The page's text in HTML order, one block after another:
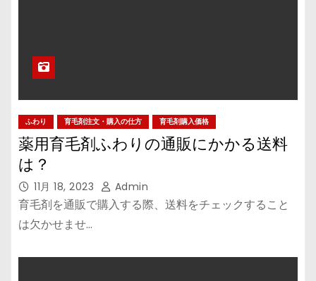
ふわり 育毛剤注文・購入の仕方 育毛剤購入価格
薬用育毛剤ふわりの通販にかかる送料
は？
11月 18, 2023 Admin
育毛剤を通販で購入する際、送料をチェックすること
は欠かせませ…